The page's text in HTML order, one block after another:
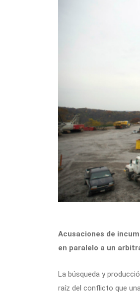
Acusaciones de
en paralelo a un
La búsqueda y
raíz del conflicto que